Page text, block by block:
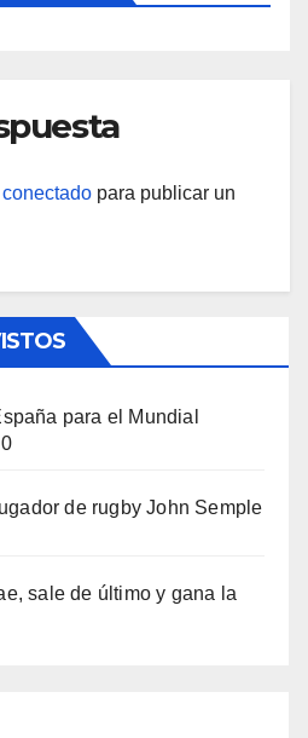
conectado para publicar un
para el Mundial
de rugby John Semple
sale de último y gana la